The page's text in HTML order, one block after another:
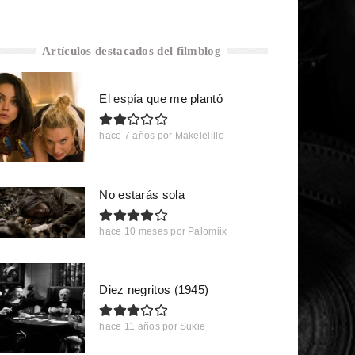
Artículos destacados del filmblog
El espía que me plantó
hace 7 años por Makelelillo
No estarás sola
hace 10 meses por Palomiix
Diez negritos (1945)
hace 11 años por Sukie